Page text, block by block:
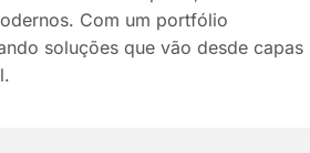
Com um portfólio
soluções que vão desde capas